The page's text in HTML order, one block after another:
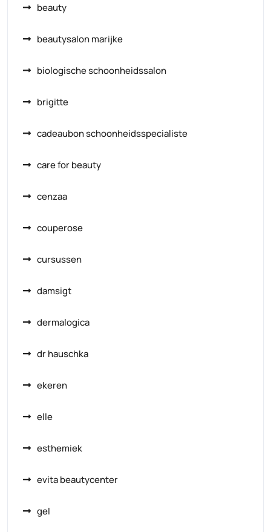
beauty
beautysalon marijke
biologische schoonheidssalon
brigitte
cadeaubon schoonheidsspecialiste
care for beauty
cenzaa
couperose
cursussen
damsigt
dermalogica
dr hauschka
ekeren
elle
esthemiek
evita beautycenter
gel